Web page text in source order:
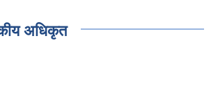
अधिकृत